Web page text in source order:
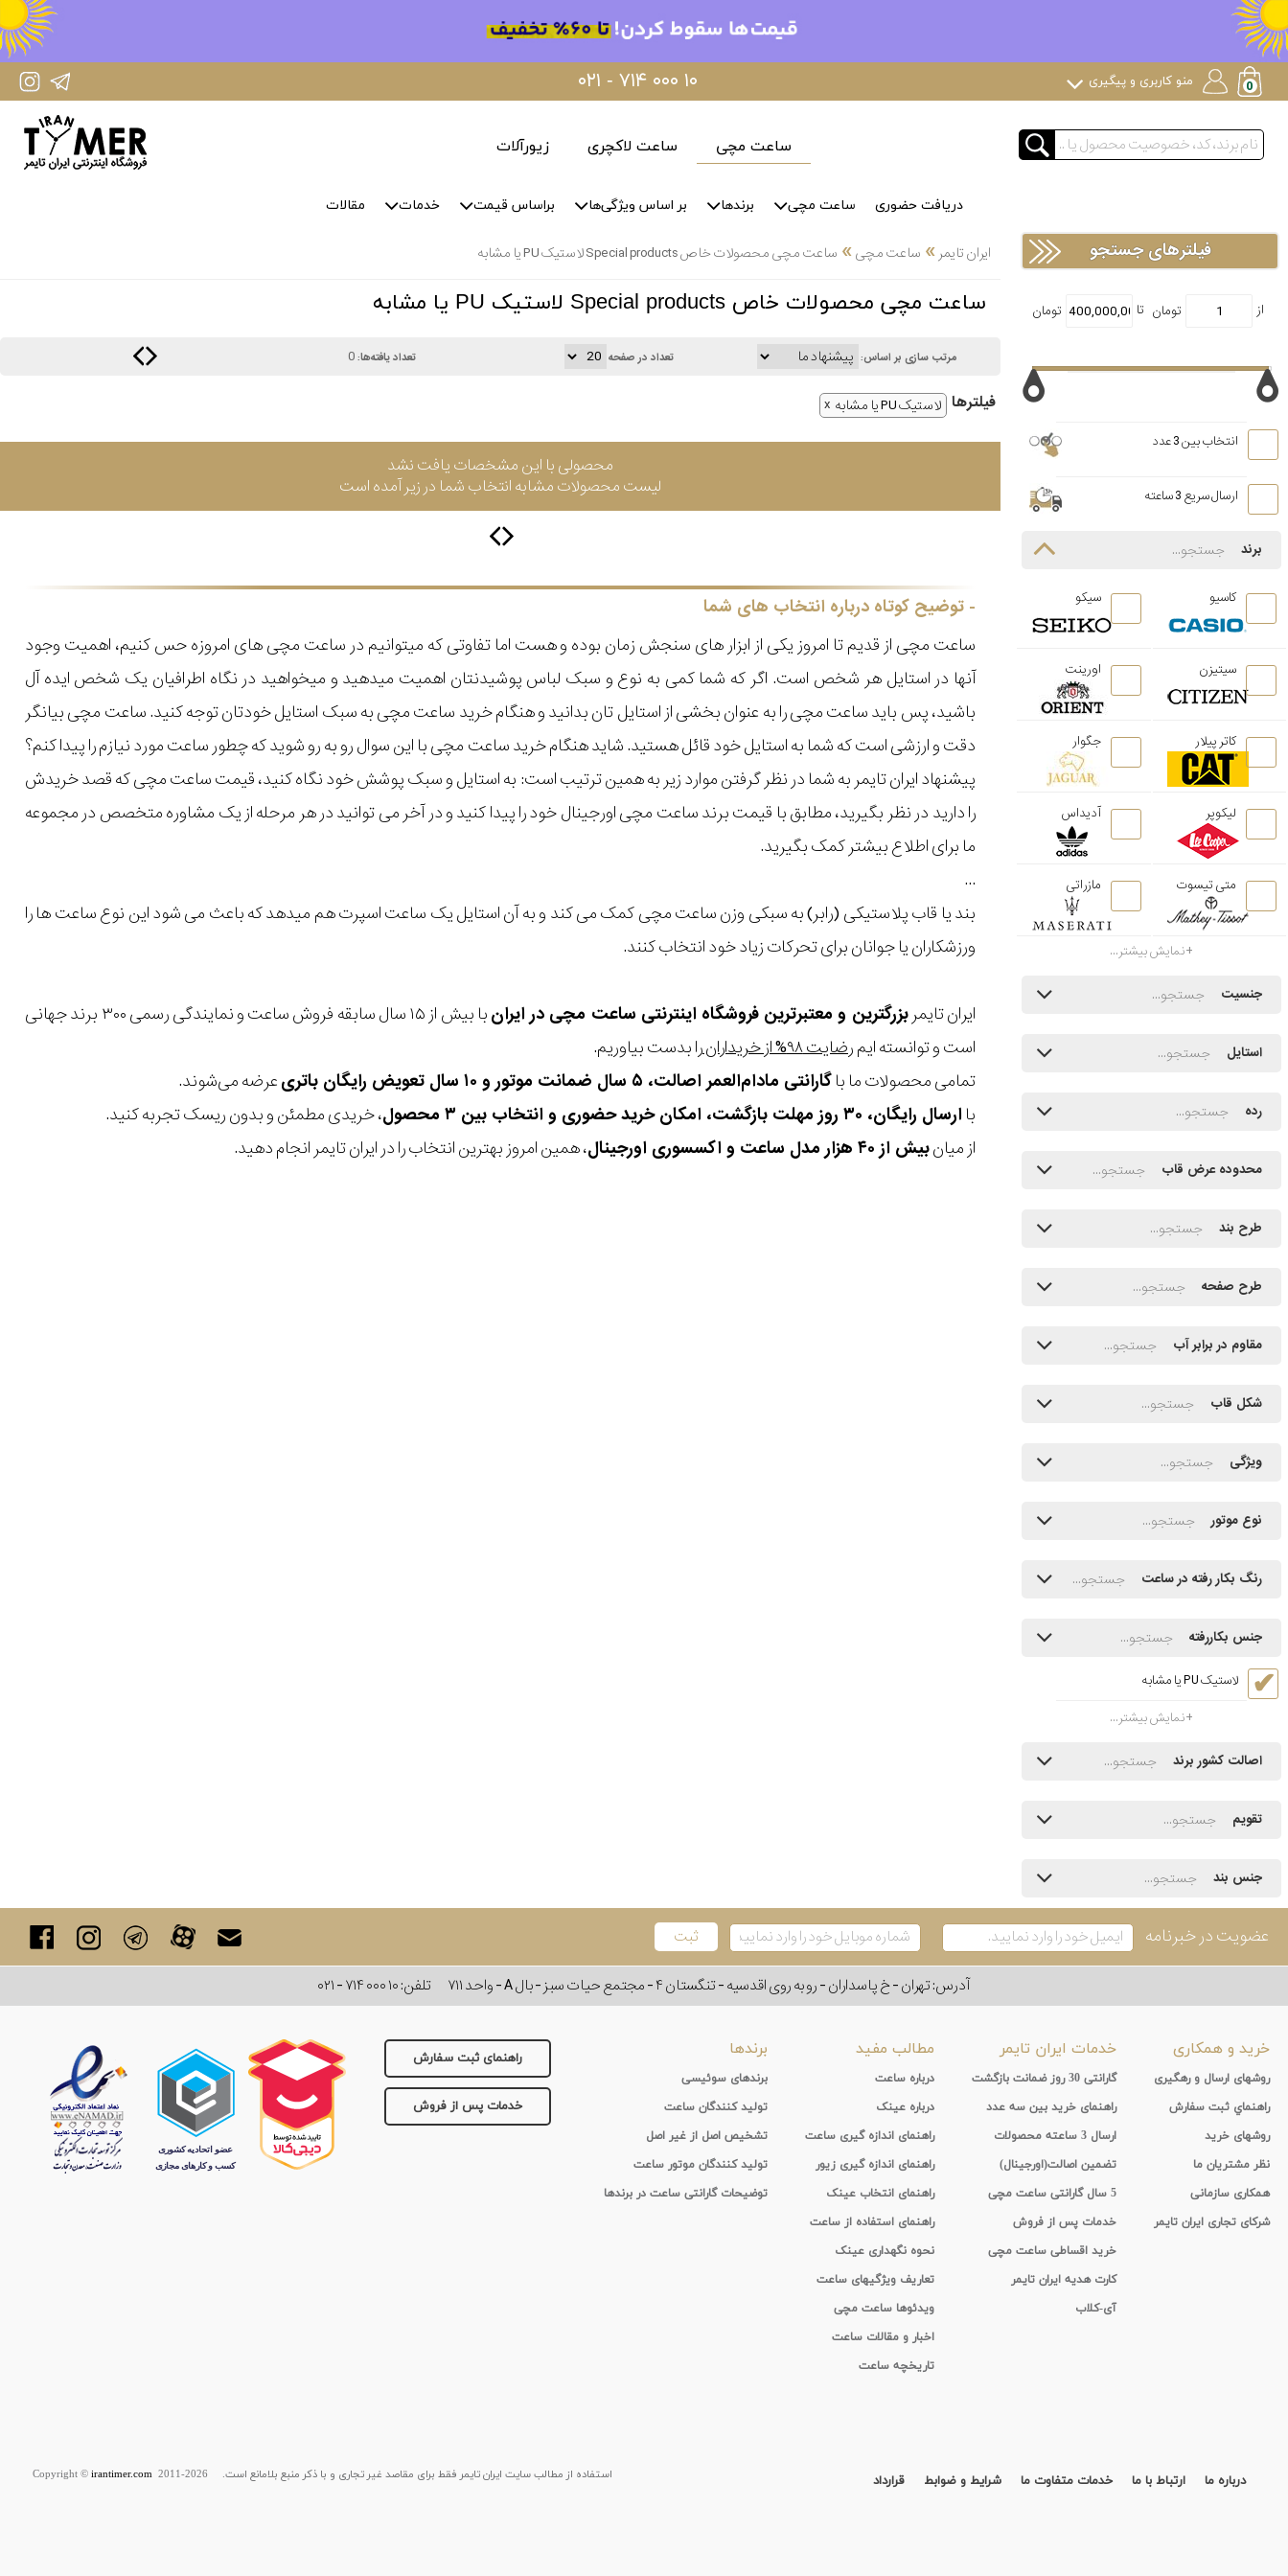
IranTimer Instagram Page ۰۲۱ - ۷۱۴ ۰۰۰ ۱۰ منو کاربری و پیگیری
ساعت مچی ساعت لاکچری زیورآلات
دریافت حضوری ساعت مچی برندها بر اساس ویژگی‌ها براساس قیمت خدمات مقالات
ایران تایمر » ساعت مچی» ساعت مچی محصولات خاص Special products لاستیک PU یا مشابه
ساعت مچی محصولات خاص Special products لاستیک PU یا مشابه
مرتب سازی بر اساس: تعداد در صفحه تعداد یافته‌ها:0
فیلتر‌ها لاستیک PU یا مشابه
محصولی با این مشخصات یافت نشد
لیست محصولات مشابه انتخاب شما در زیر آمده است
توضیح کوتاه درباره انتخاب های شما
ساعت مچی از قدیم تا امروز یکی از ابزار های سنجش زمان بوده و هست اما تفاوتی که میتوانیم در ساعت مچی های امروزه حس کنیم، اهمیت وجود
آنها در استایل هر شخص است. اگر که شما کمی به نوع و سبک لباس پوشیدنتان اهمیت میدهید و میخواهید در نگاه اطرافیان یک شخص ایده آل
باشید، پس باید ساعت مچی را به عنوان بخشی از استایل تان بدانید و هنگام خرید ساعت مچی به سبک استایل خودتان توجه کنید. ساعت مچی بیانگر
دقت و ارزشی است که شما به استایل خود قائل هستید. شاید هنگام خرید ساعت مچی با این سوال رو به رو شوید که چطور ساعت مورد نیازم را پیدا کنم؟
پیشنهاد ایران تایمر به شما در نظر گرفتن موارد زیر به همین ترتیب است: به استایل و سبک پوشش خود نگاه کنید، قیمت ساعت مچی که قصد خریدش
را دارید در نظر بگیرید، مطابق با قیمت برند ساعت مچی اورجینال خود را پیدا کنید و در آخر می توانید در هر مرحله از یک مشاوره متخصص در مجموعه
ما برای اطلاع بیشتر کمک بگیرید.
...
بند یا قاب پلاستیکی (رابر) به سبکی وزن ساعت مچی کمک می کند و به آن استایل یک ساعت اسپرت هم میدهد که باعث می شود این نوع ساعت ها را
ورزشکاران یا جوانان برای تحرکات زیاد خود انتخاب کنند.
ایران تایمربزرگترین و معتبرترین فروشگاه اینترنتی ساعت مچی در ایران
با بیش از ۱۵ سال سابقه فروش ساعت و نمایندگی رسمی ۳۰۰ برند جهانی
است و توانسته ایمرضایت ۹۸% از خریداران
را بدست بیاوریم.
تمامی محصولات ما باگارانتی مادام‌العمر اصالت، ۵ سال ضمانت موتور و ۱۰ سال تعویض رایگان باتری
عرضه می‌شوند.
باارسال رایگان، ۳۰ روز مهلت بازگشت، امکان خرید حضوری و انتخاب بین ۳ محصول
، خریدی مطمئن و بدون ریسک تجربه کنید.
از میانبیش از ۴۰ هزار مدل ساعت و اکسسوری اورجینال ، همین امروز بهترین انتخاب را در ایران تایمر انجام دهید.
فیلترهای جستجو
انتخاب بین 3 عدد
ارسال سریع 3 ساعته
برند
کاسیو سیکو
سیتیزن اورینت
کاتر پیلار جگوار
لیکوپر آدیداس
متی تیسوت مازراتی
نمایش بیشتر...
جنسیت
استایل
رده
محدوده عرض قاب
طرح بند
طرح صفحه
مقاوم در برابر آب
شکل قاب
ویژگی
نوع موتور
رنگ بکار رفته در ساعت
جنس بکاررفته
لاستیک PU یا مشابه
نمایش بیشتر...
اصالت کشور برند
تقویم
جنس بند
عضویت در خبرنامه
آدرس: تهران - خ پاسداران - رو به روی اقدسیه - تنگستان ۴ - مجتمع حیات سبز - بال A - واحد ۷۱۱ تلفن:۰۲۱ - ۷۱۴ ۰۰۰ ۱۰
راهنمای ثبت سفارش
خدمات پس از فروش
خرید و همکاری
روشهای ارسال و رهگیری
راهنماي ثبت سفارش
روشهای خرید
نظر مشتریان ما
همکاری سازمانی
شرکای تجاری ایران تایمر
خدمات ایران تایمر
گارانتی 30 روز ضمانت بازگشت
راهنمای خرید بین سه عدد
ارسال 3 ساعته محصولات
تضمین اصالت(اورجینال)
5 سال گارانتی ساعت مچی
خدمات پس از فروش
خرید اقساطی ساعت مچی
کارت هدیه ایران تایمر
آی-کلاب
مطالب مفید
درباره ساعت
درباره عینک
راهنمای اندازه گیری ساعت
راهنمای اندازه گیری زیور
راهنمای انتخاب عینک
راهنمای استفاده از ساعت
نحوه نگهداری عینک
تعاریف ویژگیهای ساعت
ویدئوها ساعت مچی
اخبار و مقالات ساعت
تاریخچه ساعت
برندها
برندهای سوئیسی
تولید کنندگان ساعت
تشخیص اصل از غیر اصل
تولید کنندگان موتور ساعت
توضیحات گارانتی ساعت در برندها
درباره ما ارتباط با ما خدمات متفاوت ما شرایط و ضوابط قرارداد استفاده از مطالب سايت ایران تایمر فقط برای مقاصد غیر تجاری و با ذکر منبع بلامانع است. Copyright © irantimer.com2011-2026